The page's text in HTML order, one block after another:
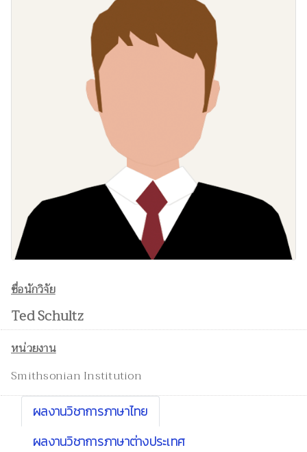
ชื่อนักวิจัย
Ted Schultz
หน่วยงาน
Smithsonian Institution
ผลงานวิชาการภาษาไทย
ผลงานวิชาการภาษาต่างประเทศ